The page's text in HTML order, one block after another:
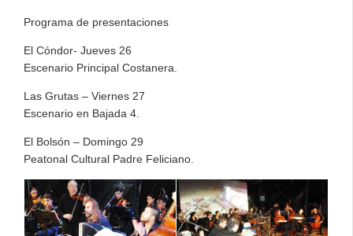
Programa de presentaciones
El Cóndor- Jueves 26
Escenario Principal Costanera.
Las Grutas – Viernes 27
Escenario en Bajada 4.
El Bolsón – Domingo 29
Peatonal Cultural Padre Feliciano.